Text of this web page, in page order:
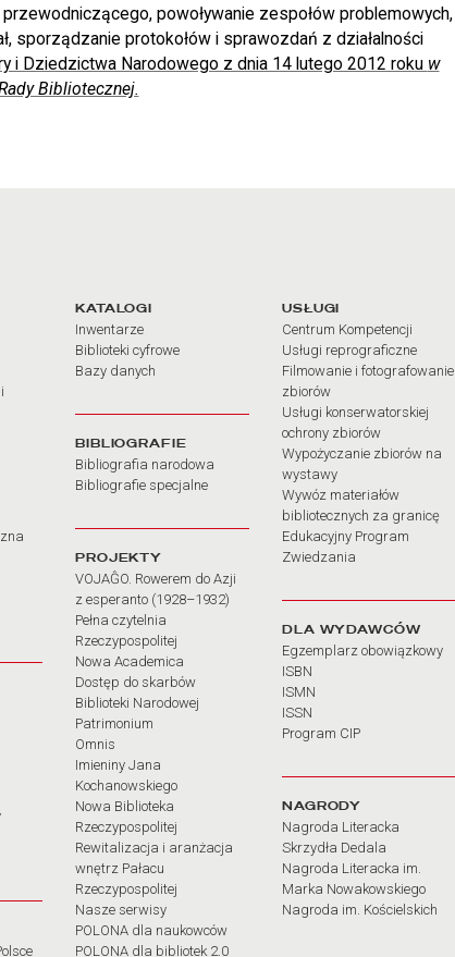
powoływanie zespołów problemowych,
sporządzanie protokołów i sprawozdań z działalności
i Dziedzictwa Narodowego z dnia 14 lutego 2012 roku w
Bibliotecznej.
działów
KATALOGI
Inwentarze
Biblioteki cyfrowe
Bazy danych
BIBLIOGRAFIE
Bibliografia narodowa
Bibliografie specjalne
PROJEKTY
VOJAĜO. Rowerem do Azji
z esperanto (1928–1932)
Pełna czytelnia
Rzeczypospolitej
Nowa Academica
Dostęp do skarbów
Biblioteki Narodowej
Patrimonium
Omnis
Imieniny Jana
Kochanowskiego
Nowa Biblioteka
Rzeczypospolitej
Rewitalizacja i aranżacja
wnętrz Pałacu
Rzeczypospolitej
Nasze serwisy
POLONA dla naukowców
POLONA dla bibliotek 2.0
USŁUGI
Centrum Kompetencji
Usługi reprograficzne
Filmowanie i fotografowanie
zbiorów
Usługi konserwatorskiej
ochrony zbiorów
Wypożyczanie zbiorów na
wystawy
Wywóz materiałów
bibliotecznych za granicę
Edukacyjny Program
Zwiedzania
DLA WYDAWCÓW
Egzemplarz obowiązkowy
ISBN
ISMN
ISSN
Program CIP
NAGRODY
Nagroda Literacka
Skrzydła Dedala
Nagroda Literacka im.
Marka Nowakowskiego
Nagroda im. Kościelskich